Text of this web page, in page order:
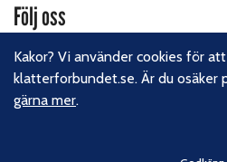
Följ oss
Facebook
Instagram
Linkedin
Kakor? Vi använder cookies för
klatterforbundet.se. Är du osäker
gärna mer.